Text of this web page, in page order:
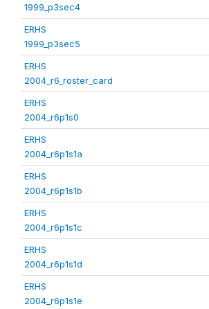
1999_p3sec4
ERHS
1999_p3sec5
ERHS
2004_r6_roster_card
ERHS
2004_r6p1s0
ERHS
2004_r6p1s1a
ERHS
2004_r6p1s1b
ERHS
2004_r6p1s1c
ERHS
2004_r6p1s1d
ERHS
2004_r6p1s1e